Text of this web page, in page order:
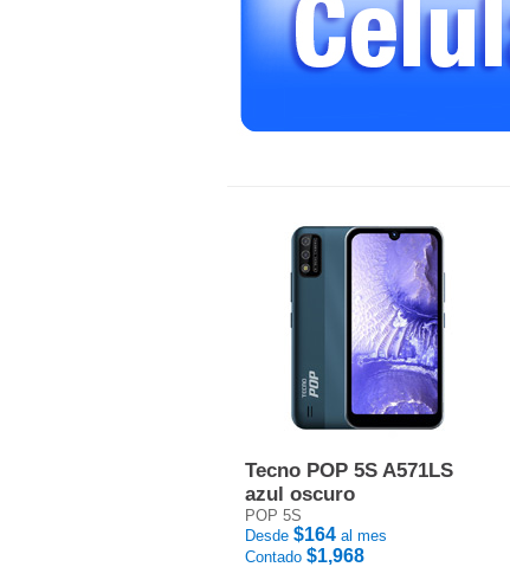
Tecno POP 5S A571LS
azul oscuro
POP 5S
Desde $164 al mes
Contado $1,968